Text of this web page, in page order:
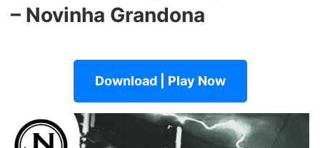
– Novinha Grandona
Download | Play Now